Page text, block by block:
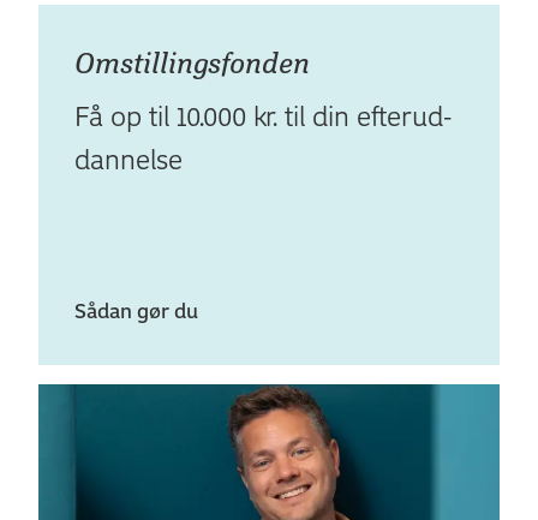
Omstil­lings­fonden
Få op til 10.000 kr. til din efterud­
dan­nelse
Sådan gør du